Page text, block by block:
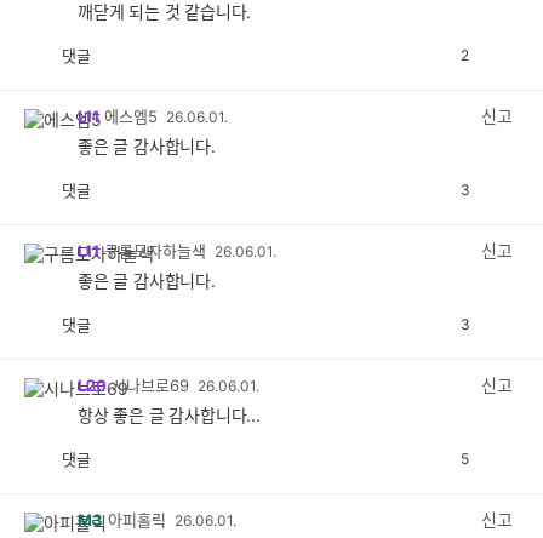
깨닫게 되는 것 같습니다.
댓글 2
L11 에스엠5 26.06.01.
신고
좋은 글 감사합니다.
댓글 3
L11 구름모자하늘색 26.06.01.
신고
좋은 글 감사합니다.
댓글 3
L20 시나브로69 26.06.01.
신고
항상 좋은 글 감사합니다...
댓글 5
M3 아피홀릭 26.06.01.
신고